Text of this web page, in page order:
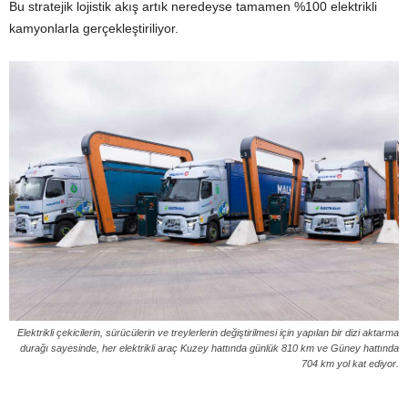
Bu stratejik lojistik akış artık neredeyse tamamen %100 elektrikli
kamyonlarla gerçekleştiriliyor.
Elektrikli çekicilerin, sürücülerin ve treylerlerin değiştirilmesi için yapılan bir dizi aktarma
durağı sayesinde, her elektrikli araç Kuzey hattında günlük 810 km ve Güney hattında
704 km yol kat ediyor.